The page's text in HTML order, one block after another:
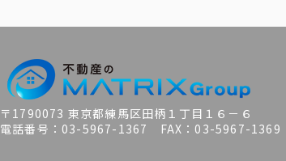
〒1790073 東京都練馬区田柄１丁目１６－６
電話番号：03-5967-1367 FAX：03-5967-1369